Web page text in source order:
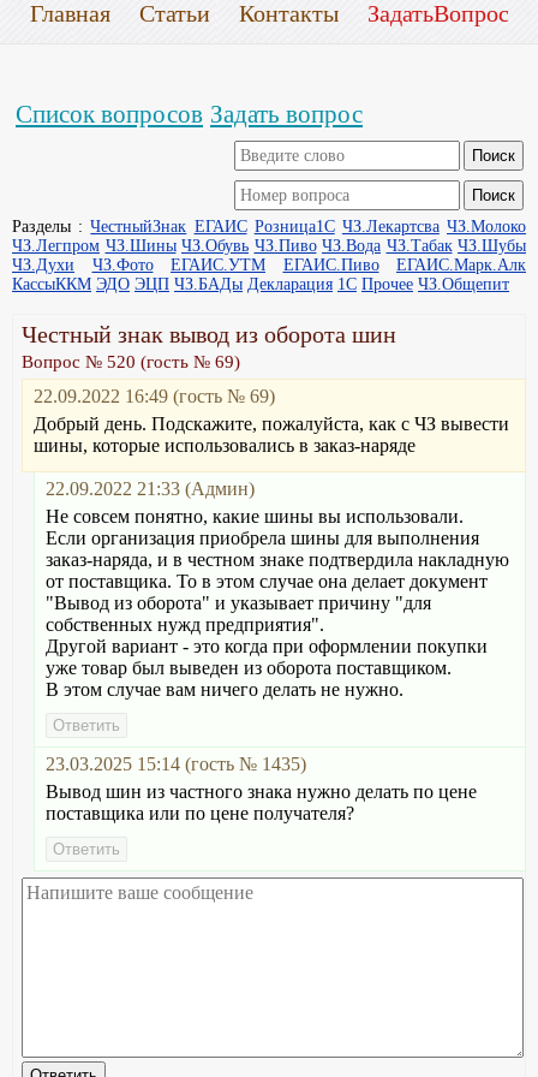
Главная Статьи Контакты ЗадатьВопрос
Список вопросов Задать вопрос
Разделы :ЧестныйЗнак ЕГАИС Розница1С ЧЗ.Лекартсва ЧЗ.Молоко
ЧЗ.Легпром ЧЗ.Шины ЧЗ.Обувь ЧЗ.Пиво ЧЗ.Вода ЧЗ.Табак ЧЗ.Шубы
ЧЗ.Духи
ЧЗ.Фото ЕГАИС.УТМ ЕГАИС.Пиво
ЕГАИС.Марк.Алк
КассыККМ ЭДО ЭЦП ЧЗ.БАДы Декларация 1С Прочее ЧЗ.Общепит
Честный знак вывод из оборота шин
Вопрос № 520 (гость № 69)
22.09.2022 16:49 (гость № 69)
Добрый день. Подскажите, пожалуйста, как с ЧЗ вывести
шины, которые использовались в заказ-наряде
22.09.2022 21:33 (Админ)
Не совсем понятно, какие шины вы использовали.
Если организация приобрела шины для выполнения
заказ-наряда, и в честном знаке подтвердила накладную
от поставщика. То в этом случае она делает документ
"Вывод из оборота" и указывает причину "для
собственных нужд предприятия".
Другой вариант - это когда при оформлении покупки
уже товар был выведен из оборота поставщиком.
В этом случае вам ничего делать не нужно.
23.03.2025 15:14 (гость № 1435)
Вывод шин из частного знака нужно делать по цене
поставщика или по цене получателя?